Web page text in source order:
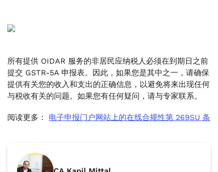
所有提供 OIDAR 服务的非居民应纳税人必须在到期日之前
提交 GSTR-5A 申报表。因此，如果您是其中之一，请确保
提供有关您的收入和支出的正确信息，以避免将来出现任何
与税收有关的问题。如果您有任何疑问，请与专家联系。
阅读更多： 电子申报门户网站上的在线合规性第 269SU 条